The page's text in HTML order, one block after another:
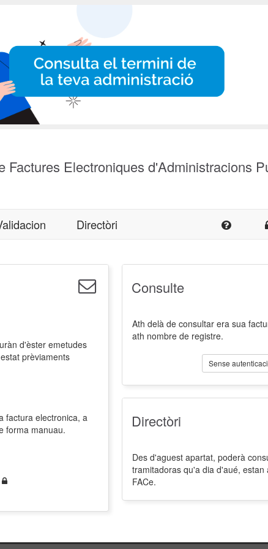
Factures Electroniques d'Administracions
Directòri
d'èster emetudes
prèviaments
factura electronica, a
forma manuau.
Consulte
Ath delà de consultar era sua
ath nombre de registre.
Sense
Directòri
Des d'aguest apartat, poderà
tramitadoras qu'a dia d'aué,
FACe.